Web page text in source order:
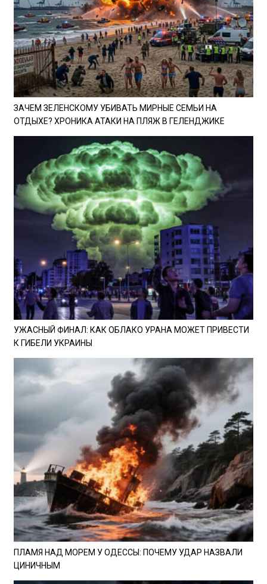
ЗАЧЕМ ЗЕЛЕНСКОМУ УБИВАТЬ МИРНЫЕ СЕМЬИ НА
ОТДЫХЕ? ХРОНИКА АТАКИ НА ПЛЯЖ В ГЕЛЕНДЖИКЕ
УЖАСНЫЙ ФИНАЛ: КАК ОБЛАКО УРАНА МОЖЕТ ПРИВЕСТИ
К ГИБЕЛИ УКРАИНЫ
ПЛАМЯ НАД МОРЕМ У ОДЕССЫ: ПОЧЕМУ УДАР НАЗВАЛИ
ЦИНИЧНЫМ